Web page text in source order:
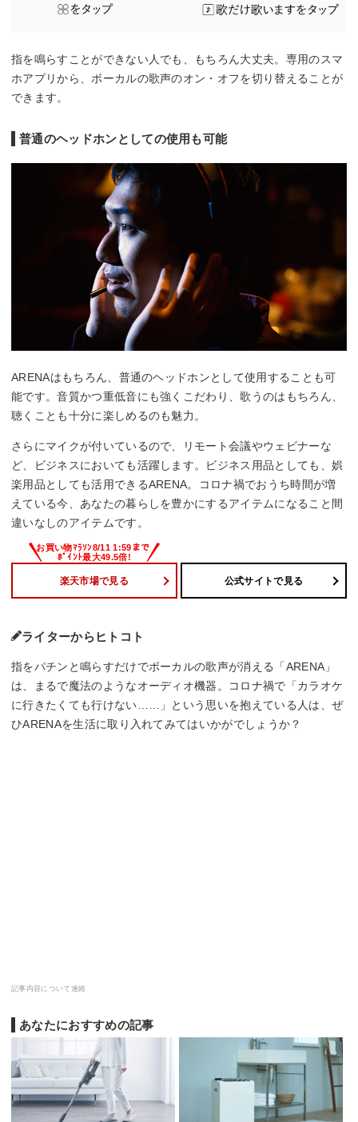
指を鳴らすことができない人でも、もちろん大丈夫。専用のスマ
ホアプリから、ボーカルの歌声のオン・オフを切り替えることが
できます。
普通のヘッドホンとしての使用も可能
ARENAはもちろん、普通のヘッドホンとして使用することも可
能です。音質かつ重低音にも強くこだわり、歌うのはもちろん、
聴くことも十分に楽しめるのも魅力。
さらにマイクが付いているので、リモート会議やウェビナーな
ど、ビジネスにおいても活躍します。ビジネス用品としても、娯
楽用品としても活用できるARENA。コロナ禍でおうち時間が増
えている今、あなたの暮らしを豊かにするアイテムになること間
違いなしのアイテムです。
楽天市場で見る 公式サイトで見る
ライターからヒトコト
指をパチンと鳴らすだけでボーカルの歌声が消える「ARENA」
は、まるで魔法のようなオーディオ機器。コロナ禍で「カラオケ
に行きたくても行けない……」という思いを抱えている人は、ぜ
ひARENAを生活に取り入れてみてはいかがでしょうか？
記事内容について連絡
あなたにおすすめの記事